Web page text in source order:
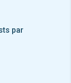
par